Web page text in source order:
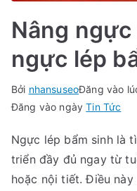
Nâng
ngực lép
Bởi nhansuseoĐăng vào
Đăng vào ngàyTin Tức
Ngực lép bẩm sinh là
triển đầy đủ ngay từ
hoặc nội tiết. Điều này